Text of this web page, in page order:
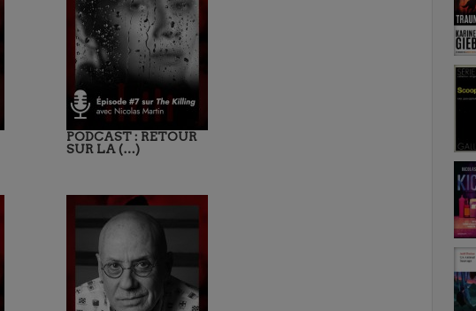
PODCAST : RETOUR
SUR LA (…)